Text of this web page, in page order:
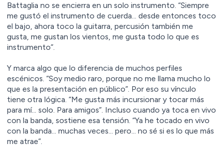
Battaglia no se encierra en un solo instrumento. “Siempre
me gustó el instrumento de cuerda… desde entonces toco
el bajo, ahora toco la guitarra, percusión también me
gusta, me gustan los vientos, me gusta todo lo que es
instrumento”.
Y marca algo que lo diferencia de muchos perfiles
escénicos. “Soy medio raro, porque no me llama mucho lo
que es la presentación en público”. Por eso su vínculo
tiene otra lógica. “Me gusta más incursionar y tocar más
para mí… solo. Para amigos”. Incluso cuando ya toca en vivo
con la banda, sostiene esa tensión. “Ya he tocado en vivo
con la banda… muchas veces… pero… no sé si es lo que más
me atrae”.